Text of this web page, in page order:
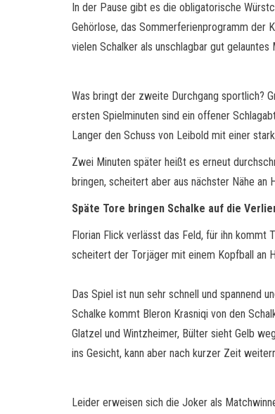
In der Pause gibt es die obligatorische
Gehörlose, das Sommerferienprogramm der
vielen Schalker als unschlagbar gut
Was bringt der zweite Durchgang sportlich?
ersten Spielminuten sind ein offener
Langer den Schuss von Leibold mit einer
Zwei Minuten später heißt es erneut
bringen, scheitert aber aus nächster Nähe an
Späte Tore bringen Schalke auf die
Florian Flick verlässt das Feld, für ihn kommt
scheitert der Torjäger mit einem Kopfball an
Das Spiel ist nun sehr schnell und spannend
Schalke kommt Bleron Krasniqi von den
Glatzel und Wintzheimer, Bülter sieht Gelb
ins Gesicht, kann aber nach kurzer Zeit
Leider erweisen sich die Joker als